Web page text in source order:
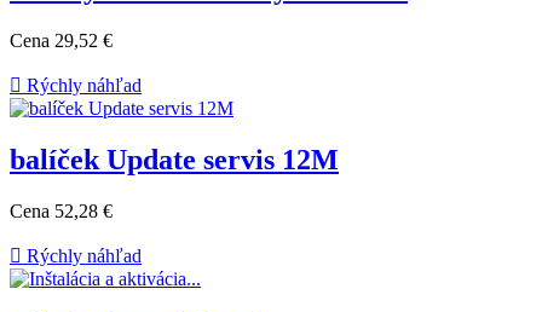
Cena 29,52 €
 Rýchly náhľad
balíček Update servis 12M
Cena 52,28 €
 Rýchly náhľad